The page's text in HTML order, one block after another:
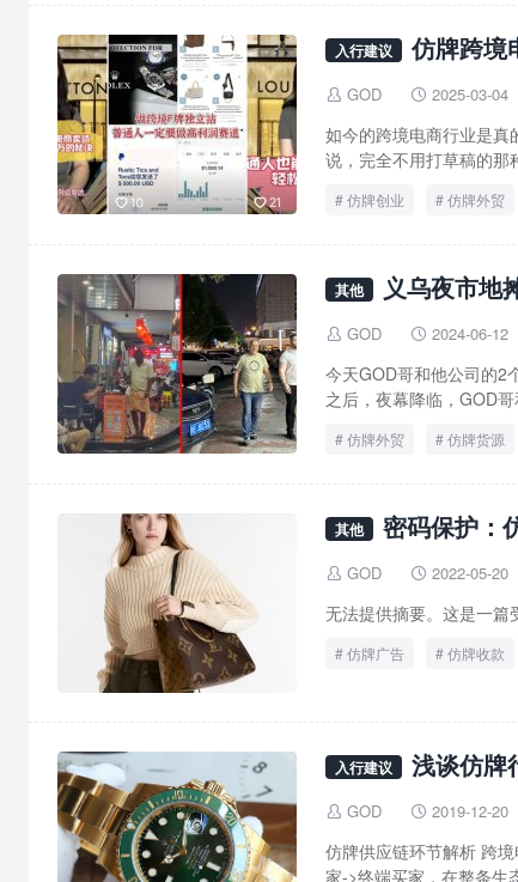
入行建议 仿牌跨境
 GOD  2025-03-04
如今的跨境电商行业是真
说，完全不用打草稿的
仿牌创业 仿牌外贸
其他 义乌夜市地
 GOD  2024-06-12
今天GOD哥和他公司的2
之后，夜幕降临，GOD
仿牌外贸 仿牌货源
其他 密码保护：
 GOD  2022-05-20
无法提供摘要。这是一篇
仿牌广告 仿牌收款
入行建议 浅谈仿牌
 GOD  2019-12-20
仿牌供应链环节解析 跨
家->终端买家，在整条生